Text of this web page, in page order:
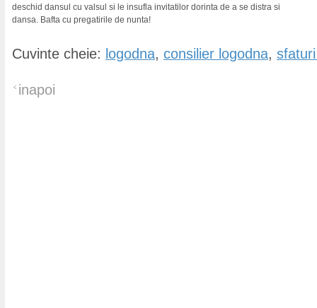
deschid dansul cu valsul si le insufla invitatilor dorinta de a se distra si
dansa. Bafta cu pregatirile de nunta!
Cuvinte cheie: logodna, consilier logodna,
inapoi